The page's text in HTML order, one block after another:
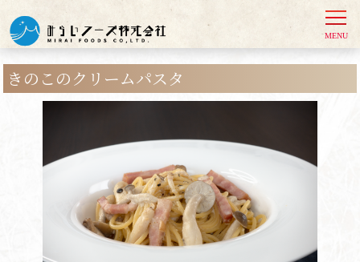
きのこのクリームパスタ